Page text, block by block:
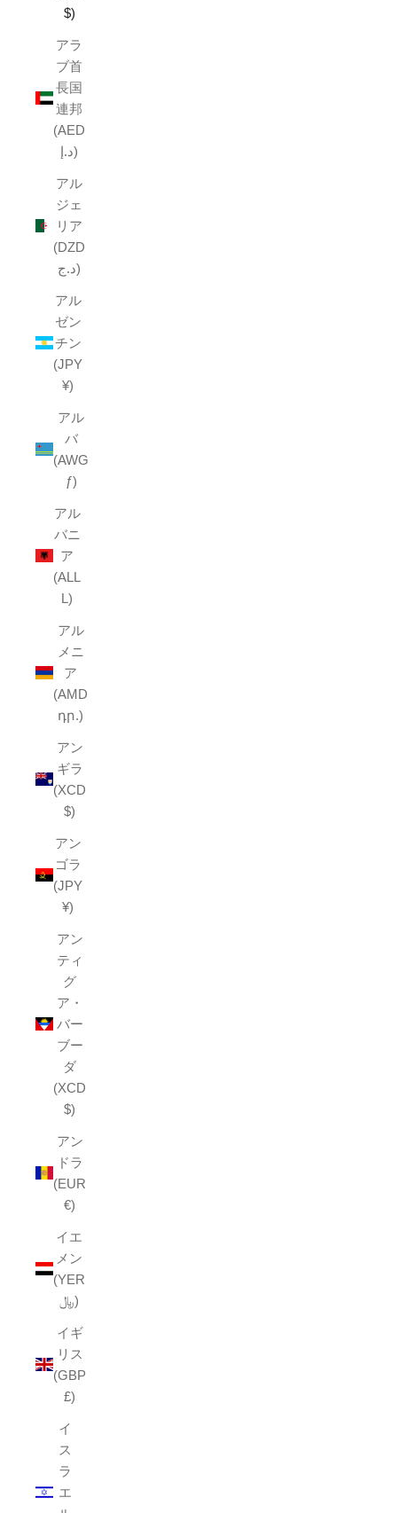
$)
アラ
ブ首
長国
連邦
(AED
د.إ)
アル
ジェ
リア
(DZD
د.ج)
アル
ゼン
チン
(JPY
¥)
アル
バ
(AWG
ƒ)
アル
バニ
ア
(ALL
L)
アル
メニ
ア
(AMD
դր.)
アン
ギラ
(XCD
$)
アン
ゴラ
(JPY
¥)
アン
ティ
グ
ア・
バー
ブー
ダ
(XCD
$)
アン
ドラ
(EUR
€)
イエ
メン
(YER
﷼)
イギ
リス
(GBP
£)
イ
ス
ラ
エ